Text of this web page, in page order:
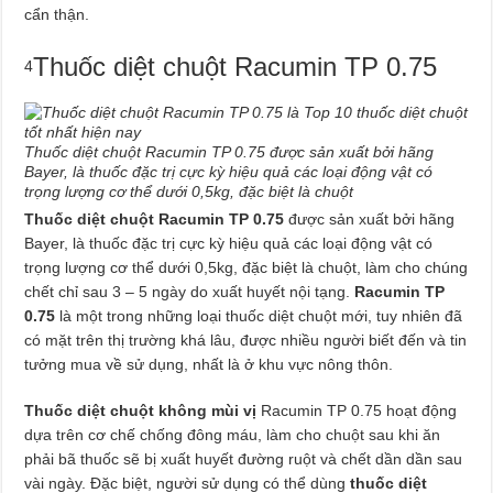
cẩn thận.
4Thuốc diệt chuột Racumin TP 0.75
Thuốc diệt chuột Racumin TP 0.75 được sản xuất bởi hãng
Bayer, là thuốc đặc trị cực kỳ hiệu quả các loại động vật có
trọng lượng cơ thể dưới 0,5kg, đặc biệt là chuột
Thuốc diệt chuột Racumin TP 0.75 được sản xuất bởi hãng
Bayer, là thuốc đặc trị cực kỳ hiệu quả các loại động vật có
trọng lượng cơ thể dưới 0,5kg, đặc biệt là chuột, làm cho chúng
chết chỉ sau 3 – 5 ngày do xuất huyết nội tạng. Racumin TP
0.75 là một trong những loại thuốc diệt chuột mới, tuy nhiên đã
có mặt trên thị trường khá lâu, được nhiều người biết đến và tin
tưởng mua về sử dụng, nhất là ở khu vực nông thôn.
Thuốc diệt chuột không mùi vị Racumin TP 0.75 hoạt động
dựa trên cơ chế chống đông máu, làm cho chuột sau khi ăn
phải bã thuốc sẽ bị xuất huyết đường ruột và chết dần dần sau
vài ngày. Đặc biệt, người sử dụng có thể dùngthuốc diệt